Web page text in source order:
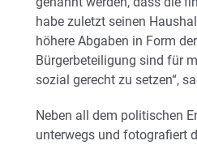
habe zuletzt seinen
höhere Abgaben in Form
Bürgerbeteiligung sind für
sozial gerecht zu setzen“,
Neben all dem politischen
unterwegs und fotografiert